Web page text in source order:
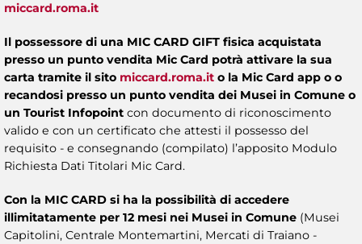
miccard.roma.it
Il possessore di una MIC CARD GIFT fisica acquistata
presso un punto vendita Mic Card potrà attivare la sua
carta tramite il sito miccard.roma.it o la Mic Card app o o
recandosi presso un punto vendita dei Musei in Comune o
un Tourist Infopoint con documento di riconoscimento
valido e con un certificato che attesti il possesso del
requisito - e consegnando (compilato) l’apposito Modulo
Richiesta Dati Titolari Mic Card.
Con la MIC CARD si ha la possibilità di accedere
illimitatamente per 12 mesi nei Musei in Comune (Musei
Capitolini, Centrale Montemartini, Mercati di Traiano -